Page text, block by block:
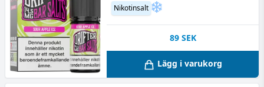
Nikotinsalt
89 SEK
Lägg i varukorg